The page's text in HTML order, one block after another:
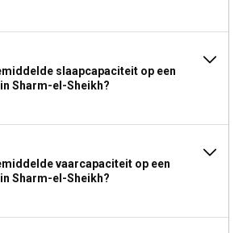
slaapcapaciteit op een
Sharm-el-Sheikh?
vaarcapaciteit op een
Sharm-el-Sheikh?